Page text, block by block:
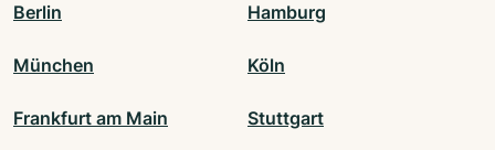
Berlin Hamburg
München Köln
Frankfurt am Main Stuttgart